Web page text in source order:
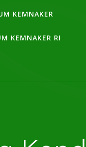
KEMNAKER
KEMNAKER RI